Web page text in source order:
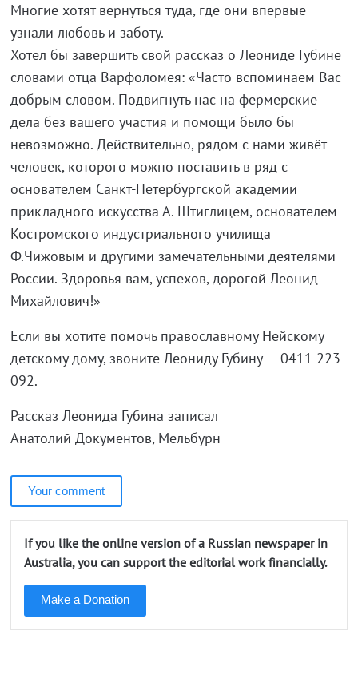
Многие хотят вернуться туда, где они впервые
узнали любовь и заботу.
Хотел бы завершить свой рассказ о Леониде Губине
словами отца Варфоломея: «Часто вспоминаем Вас
добрым словом. Подвигнуть нас на фермерские
дела без вашего участия и помощи было бы
невозможно. Действительно, рядом с нами живёт
человек, которого можно поставить в ряд с
основателем Санкт-Петербургской академии
прикладного искусства А. Штиглицем, основателем
Костромского индустриального училища
Ф.Чижовым и другими замечательными деятелями
России. Здоровья вам, успехов, дорогой Леонид
Михайлович!»
Если вы хотите помочь православному Нейскому
детскому дому, звоните Леониду Губину — 0411 223
092.
Рассказ Леонида Губина записал
Анатолий Документов, Мельбурн
Your comment
If you like the online version of a Russian newspaper in
Australia, you can support the editorial work financially.
Make a Donation